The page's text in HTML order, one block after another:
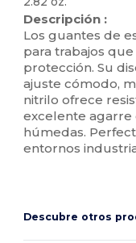
Descripción :
Los guantes de
para trabajos
protección. Su
ajuste cómodo,
nitrilo ofrece
excelente agarre
húmedas.
entornos
Descubre otros